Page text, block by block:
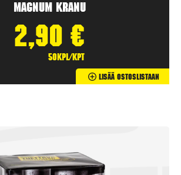
Magnum Kranu
2,90 €
50kpl/kpt
Lisää Ostoslistaan